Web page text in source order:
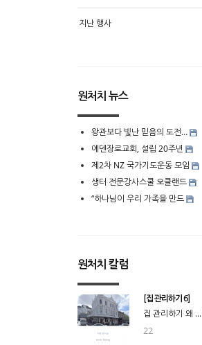
지난 행사
원처치 뉴스
왕관보다 빛난 믿음의 도전…
에덴장로교회, 설립 20주년
제2차 NZ 국가기도운동 모임
생터 전문강사스쿨 오클랜드
“하나님이 우리 가족을 만드
원처치 칼럼
[집 관리하기 6]
집 관리하기 왜 ...
22